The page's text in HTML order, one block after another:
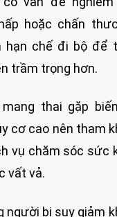
hoặc chấn
hạn chế đi bộ để
trầm trọng hơn.
thai gặp
cơ cao nên tham
vụ chăm sóc sức
vất vả.
người bị suy giảm